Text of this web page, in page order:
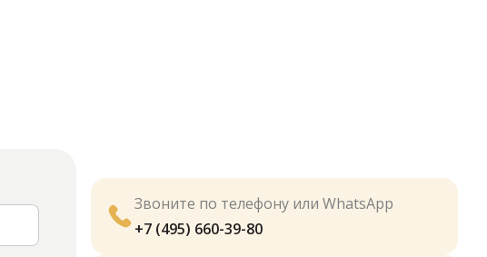
Звоните по телефону или WhatsApp
+7 (495) 660-39-80